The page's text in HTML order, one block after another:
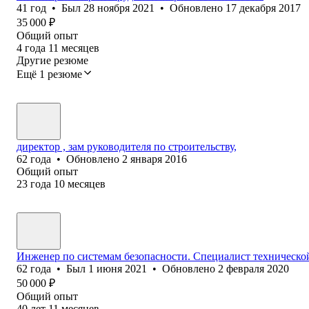
41 год • Был 28 ноября 2021 • Обновлено 17 декабря 2017
35 000 ₽
Общий опыт
4 года 11 месяцев
Другие резюме
Ещё 1 резюме
директор , зам руководителя по строительству,
62 года • Обновлено 2 января 2016
Общий опыт
23 года 10 месяцев
Инженер по системам безопасности. Специалист
62 года • Был 1 июня 2021 • Обновлено 2 февраля 2020
50 000 ₽
Общий опыт